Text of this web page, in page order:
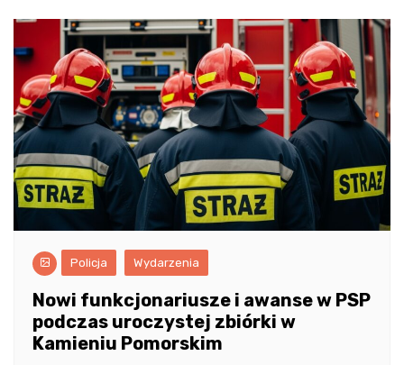
Policja Wydarzenia
Nowi funkcjonariusze i awanse w PSP
podczas uroczystej zbiórki w
Kamieniu Pomorskim